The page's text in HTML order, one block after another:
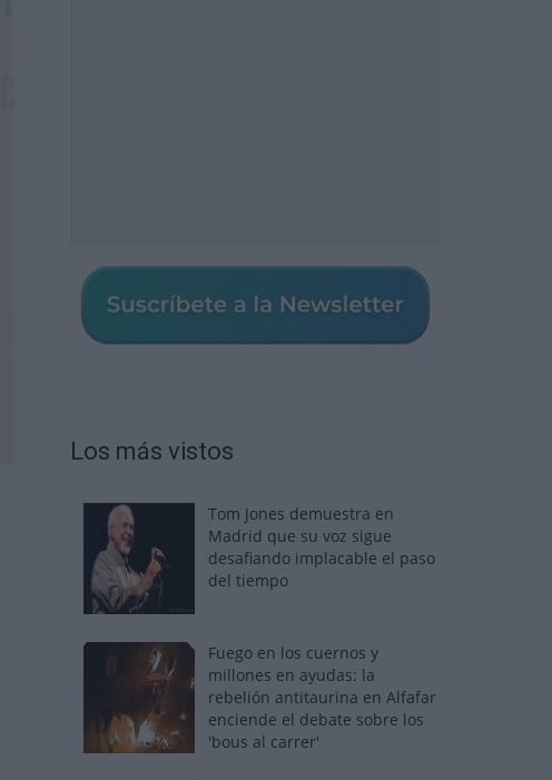
Los más vistos
Tom Jones demuestra en
Madrid que su voz sigue
desafiando implacable el paso
del tiempo
Fuego en los cuernos y
millones en ayudas: la
rebelión antitaurina en Alfafar
enciende el debate sobre los
'bous al carrer'